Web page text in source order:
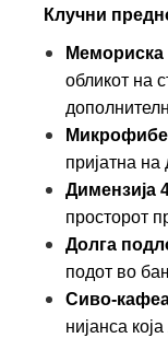
Клучни
Мемориска
обликот на
пријатна на
Димензија
просторот
Долга
подот во
Сиво-
нијанса